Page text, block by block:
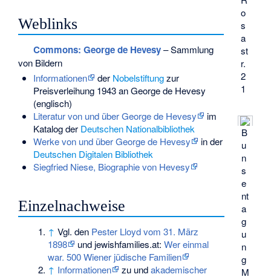
o
s
a
st
r.
2
1
B
u
n
s
e
nt
a
g
u
n
g
M
Weblinks
Commons: George de Hevesy– Sammlung
von Bildern
Informationen
der Nobelstiftungzur
Preisverleihung 1943 an George de Hevesy
(englisch)
Literatur von und über George de Hevesy
im
Katalog der Deutschen Nationalbibliothek
Werke von und über George de Hevesy
in der
Deutschen Digitalen Bibliothek
Siegfried Niese, Biographie von Hevesy
Einzelnachweise
↑ Vgl. den Pester Lloyd vom 31. März
1898
und jewishfamilies.at:Wer einmal
war. 500 Wiener jüdische Familien
↑ Informationen zu undakademischer